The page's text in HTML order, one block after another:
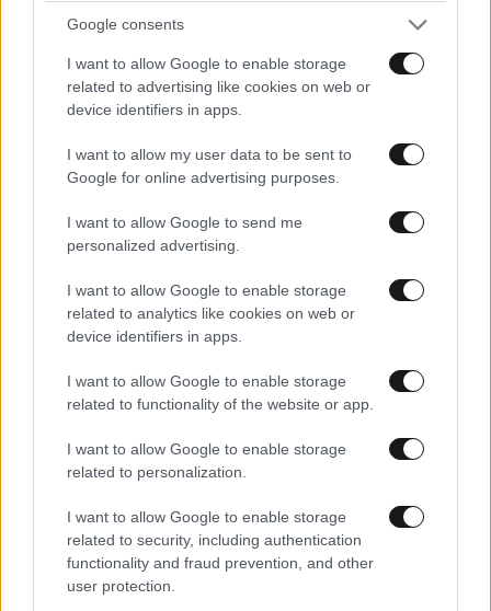
Google consents
I want to allow Google to enable storage
related to advertising like cookies on web or
device identifiers in apps.
I want to allow my user data to be sent to
Google for online advertising purposes.
I want to allow Google to send me
personalized advertising.
I want to allow Google to enable storage
related to analytics like cookies on web or
device identifiers in apps.
I want to allow Google to enable storage
related to functionality of the website or app.
I want to allow Google to enable storage
related to personalization.
I want to allow Google to enable storage
related to security, including authentication
functionality and fraud prevention, and other
user protection.